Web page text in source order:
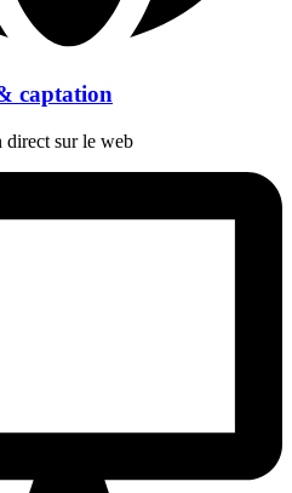
captation
direct sur le web